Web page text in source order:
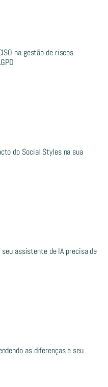
na gestão de riscos
do Social Styles na sua
assistente de IA precisa de
as diferenças e seu